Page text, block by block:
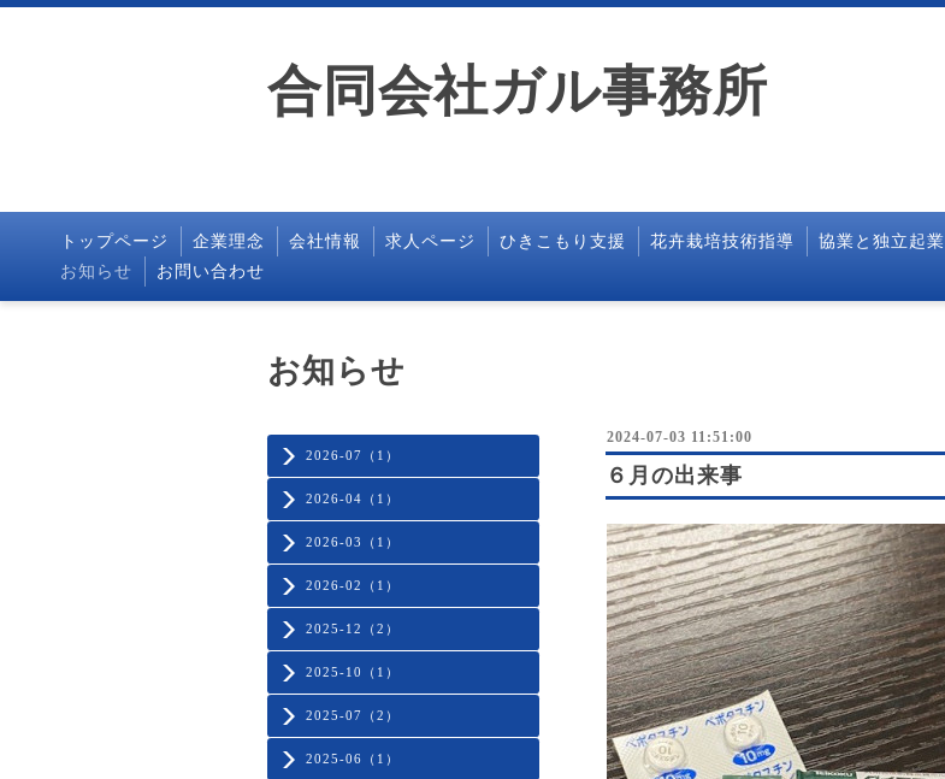
合同会社ガル事務所
トップページ 企業理念 会社情報 求人ページ ひきこもり支援 花卉栽培技術指導 協業と独立起業
お知らせ
お問い合わせ
2026-07（1）
2026-04（1）
2026-03（1）
2026-02（1）
2025-12（2）
2025-10（1）
2025-07（2）
2025-06（1）
お知らせ
2024-07-03 11:51:00
６月の出来事